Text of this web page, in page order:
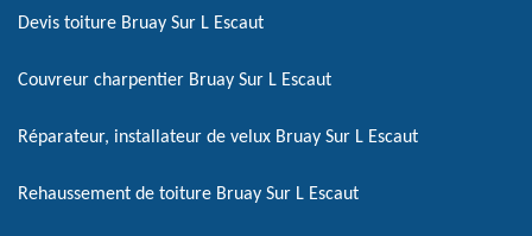
Devis toiture Bruay Sur L Escaut
Couvreur charpentier Bruay Sur L Escaut
Réparateur, installateur de velux Bruay Sur L Escaut
Rehaussement de toiture Bruay Sur L Escaut